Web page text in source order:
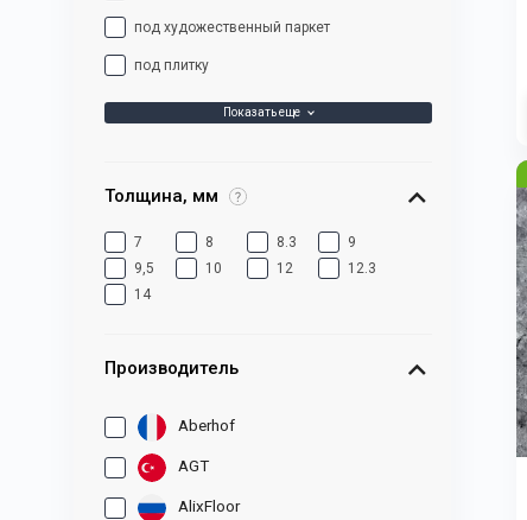
под художественный паркет
под плитку
Показать еще
Толщина, мм
7 8 8.3
9
9,5
10 12
12.3
14
Производитель
Aberhof
AGT
AlixFloor